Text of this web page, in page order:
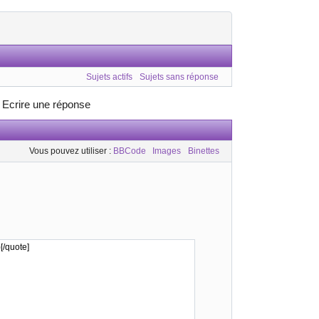
Sujets actifs Sujets sans réponse
Ecrire une réponse
Vous pouvez utiliser : BBCode Images Binettes